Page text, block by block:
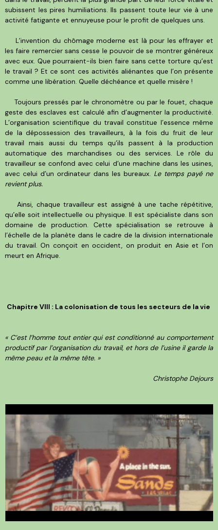
subissent les pires humiliations. Ils passent toute leur vie à une
activité fatigante et ennuyeuse pour le profit de quelques uns.
L’invention du chômage moderne est là pour les effrayer et
les faire remercier sans cesse le pouvoir de se montrer généreux
avec eux. Que pourraient-ils bien faire sans cette torture qu’est
le travail ? Et ce sont ces activités aliénantes que l’on présente
comme une libération. Quelle déchéance et quelle misère !
Toujours pressés par le chronomètre ou par le fouet, chaque
geste des esclaves est calculé afin d’augmenter la productivité.
L’organisation scientifique du travail constitue l’essence même
de la dépossession des travailleurs, à la fois du fruit de leur
travail mais aussi du temps qu’ils passent à la production
automatique des marchandises ou des services. Le rôle du
travailleur se confond avec celui d’une machine dans les usines,
avec celui d’un ordinateur dans les bureaux. Le temps payé ne
revient plus.
Ainsi, chaque travailleur est assigné à une tache répétitive,
qu’elle soit intellectuelle ou physique. Il est spécialiste dans son
domaine de production. Cette spécialisation se retrouve à
l’échelle de la planète dans le cadre de la division internationale
du travail. On conçoit en occident, on produit en Asie et l’on
meurt en Afrique.
Chapitre VIII : La colonisation de tous les secteurs de la vie
« C’est l’homme tout entier qui est conditionné au comportement
productif par l’organisation du travail, et hors de l’usine il garde la
même peau et la même tête. »
Christophe Dejours